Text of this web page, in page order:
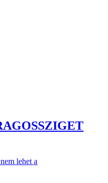
lehet a